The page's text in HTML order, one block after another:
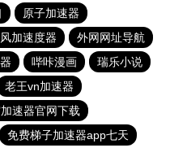
原子加速器
加速度器
外网网址导航
哔咔漫画
瑞乐小说
老王vn加速器
速器官网下载
免费梯子加速器app七天